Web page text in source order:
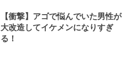
【衝撃】アゴで悩んでいた男性が
大改造してイケメンになりすぎ
る！